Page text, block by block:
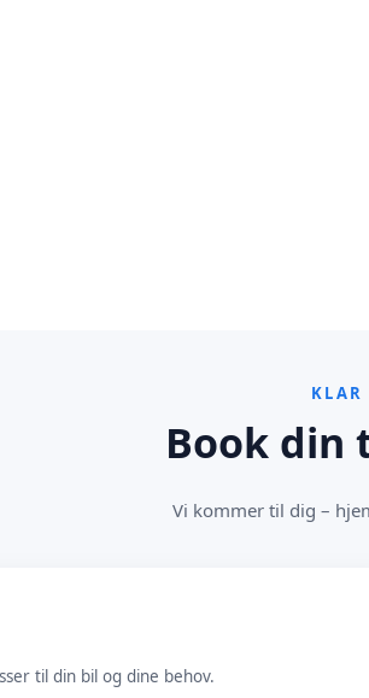
Book din
Vi kommer til dig –
til din bil og dine behov.